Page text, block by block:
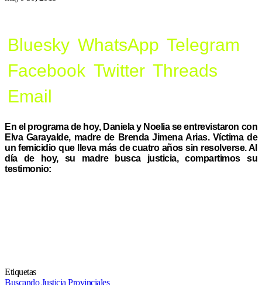
Bluesky WhatsApp Telegram
Facebook Twitter Threads
Email
En el programa de hoy, Daniela y Noelia se entrevistaron con
Elva Garayalde, madre de Brenda Jimena Arias. Víctima de
un femicidio que lleva más de cuatro años sin resolverse. Al
día de hoy, su madre busca justicia, compartimos su
testimonio:
Etiquetas
Buscando Justicia Provinciales